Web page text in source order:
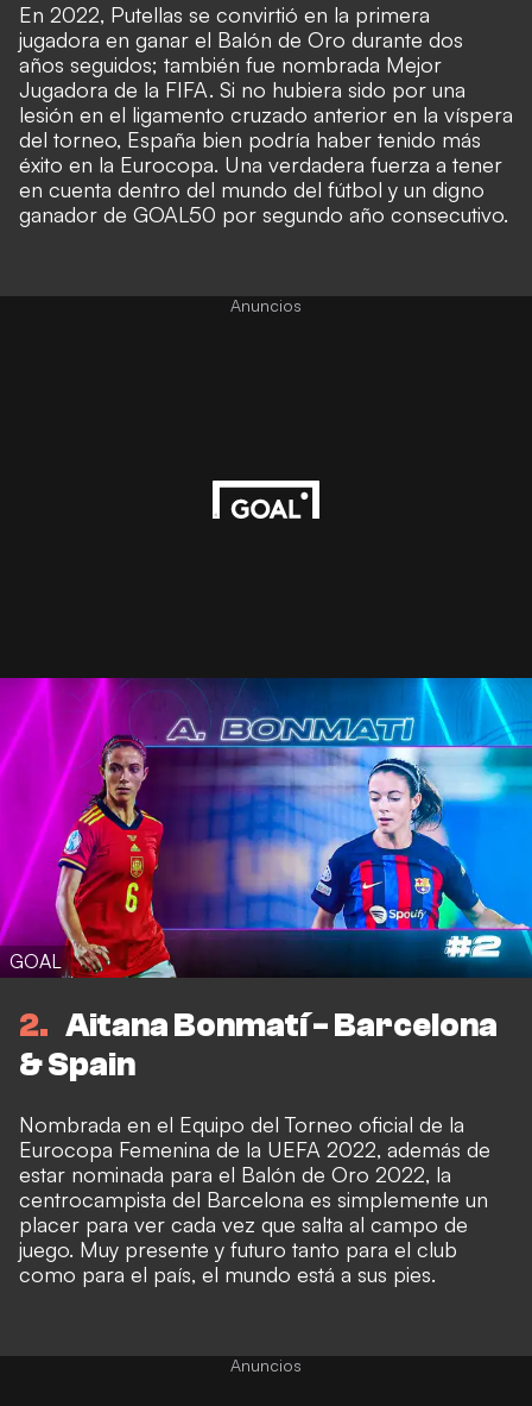
En 2022, Putellas se convirtió en la primera
jugadora en ganar el Balón de Oro durante dos
años seguidos; también fue nombrada Mejor
Jugadora de la FIFA. Si no hubiera sido por una
lesión en el ligamento cruzado anterior en la víspera
del torneo, España bien podría haber tenido más
éxito en la Eurocopa. Una verdadera fuerza a tener
en cuenta dentro del mundo del fútbol y un digno
ganador de GOAL50 por segundo año consecutivo.
Anuncios
GOAL
2
Aitana Bonmatí - Barcelona
& Spain
Nombrada en el Equipo del Torneo oficial de la
Eurocopa Femenina de la UEFA 2022, además de
estar nominada para el Balón de Oro 2022, la
centrocampista del Barcelona es simplemente un
placer para ver cada vez que salta al campo de
juego. Muy presente y futuro tanto para el club
como para el país, el mundo está a sus pies.